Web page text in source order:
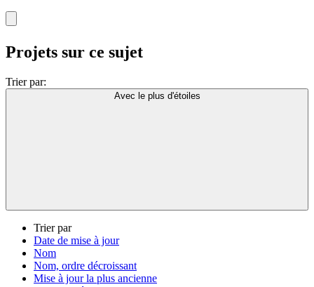
Projets sur ce sujet
Trier par:
Avec le plus d'étoiles
Trier par
Date de mise à jour
Nom
Nom, ordre décroissant
Mise à jour la plus ancienne